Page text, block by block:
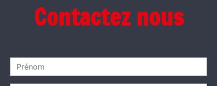
Contactez nous